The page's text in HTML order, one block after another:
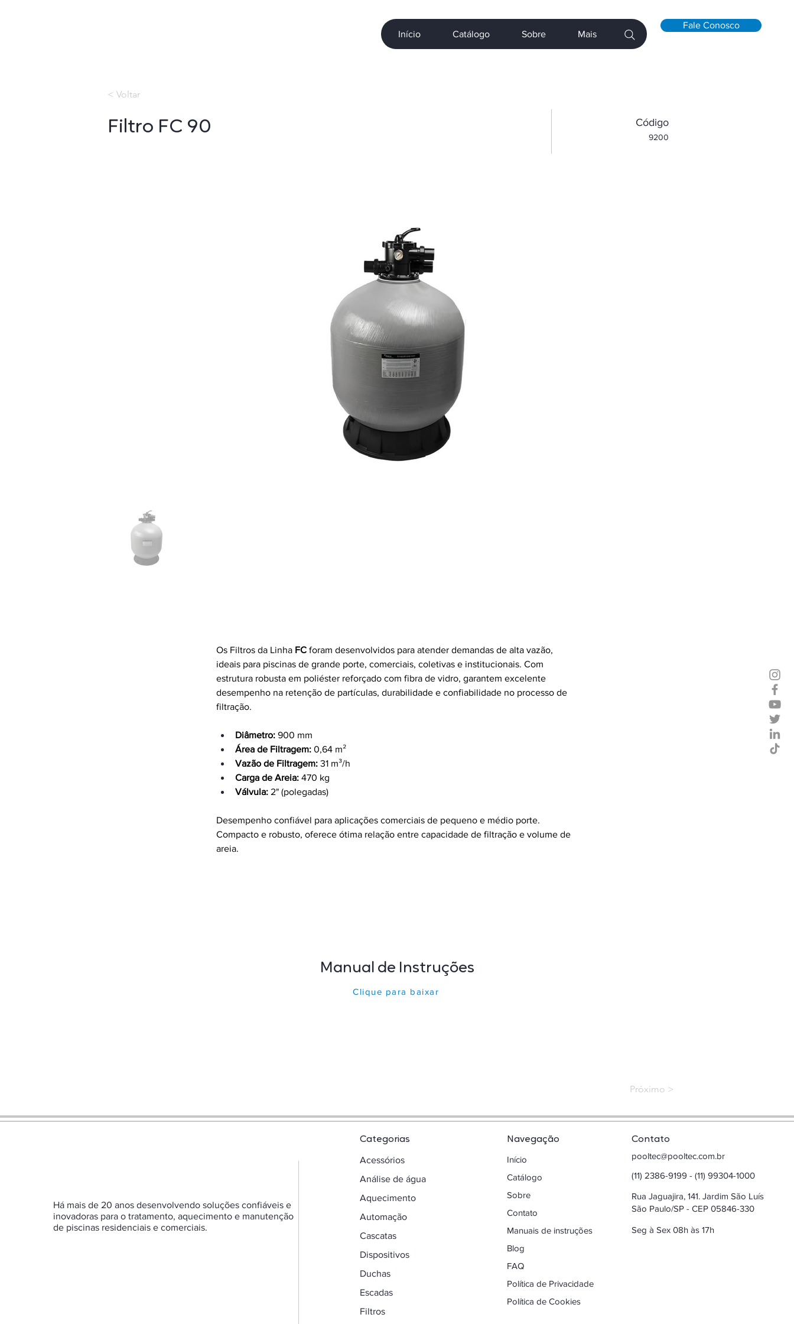
Início Catálogo Sobre Mais
Fale Conosco
< Voltar
Filtro FC 90 ​Código
9200
Os Filtros da Linha FC foram desenvolvidos para atender demandas de alta vazão,
ideais para piscinas de grande porte, comerciais, coletivas e institucionais. Com
estrutura robusta em poliéster reforçado com fibra de vidro, garantem excelente
desempenho na retenção de partículas, durabilidade e confiabilidade no processo de
filtração.
Diâmetro: 900 mm
Área de Filtragem: 0,64 m²
Vazão de Filtragem: 31 m³/h
Carga de Areia: 470 kg
Válvula: 2" (polegadas)
Desempenho confiável para aplicações comerciais de pequeno e médio porte.
Compacto e robusto, oferece ótima relação entre capacidade de filtração e volume de
areia.
Manual de Instruções
Clique para baixar
< Próximo
Há mais de 20 anos desenvolvendo soluções confiáveis e
inovadoras para o tratamento, aquecimento e manutenção
de piscinas residenciais e comerciais.
Categorias
Acessórios
Análise de água
Aquecimento
Automação
Cascatas
Dispositivos
Duchas
Escadas
Filtros
Navegação
Início
Catálogo
Sobre
Contato
Manuais de instruções
Blog
FAQ
Política de Privacidade
Política de Cookies
Contato
pooltec@pooltec.com.br
(11) 2386-9199 - (11) 99304-1000
Rua Jaguajira, 141. Jardim São Luís
São Paulo/SP - CEP 05846-330
Seg à Sex 08h às 17h